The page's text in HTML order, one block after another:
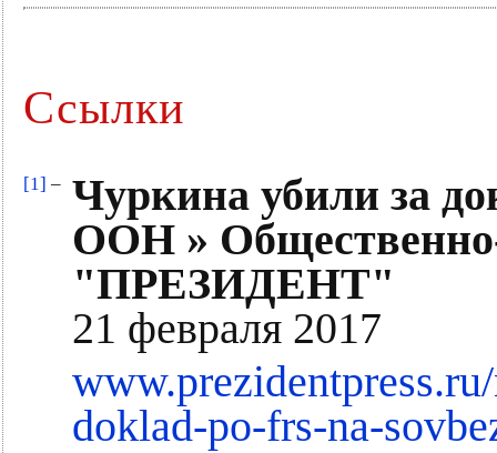
Ссылки
[1] – Чуркина убили за
ООН » Общественно-
"ПРЕЗИДЕНТ"
21 февраля 2017
doklad-po-frs-na-